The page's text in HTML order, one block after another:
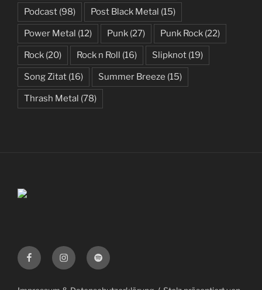
Podcast (98) Post Black Metal (15)
Power Metal (12) Punk (27) Punk Rock (22)
Rock (20) Rock n Roll (16) Slipknot (19)
Song Zitat (16) Summer Breeze (15)
Thrash Metal (78)
FacebookInstagramSpotify